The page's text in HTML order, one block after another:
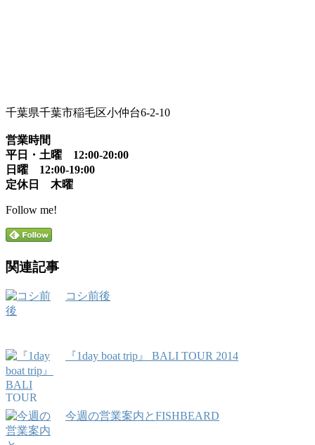
千葉県千葉市稲毛区小仲台6-2-10
営業時間
平日・土曜 12:00-20:00
日曜 12:00-19:00
定休日 木曜
Follow me!
関連記事
コシ前後
『1day boat trip』 BALI TOUR 2014
今週の営業案内とFISHBEARD